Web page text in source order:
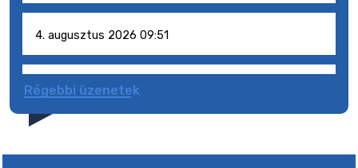
4. augusztus 2026 09:51
4. augusztus 2026 09:48
Régebbi üzenetek